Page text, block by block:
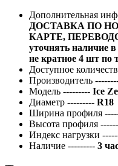
Дополнительная
ДОСТАВКА ПО
КАРТЕ,
уточнять наличие в
не кратное 4 шт по
Доступное
Производитель
Модель --------- Ice
Диаметр --------- R18
Ширина профиля
Высота профиля
Индекс нагрузки
Наличие --------- 3